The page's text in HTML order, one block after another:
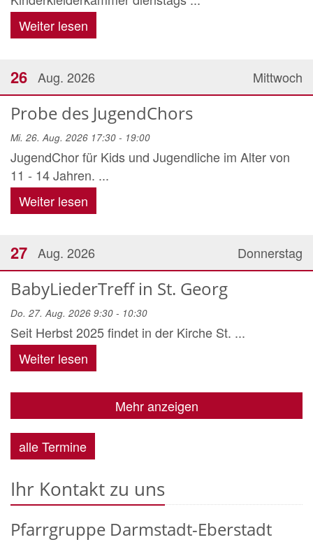
Weiter lesen
Mittwoch
26 Aug. 2026
Probe des JugendChors
Mi. 26. Aug. 2026 17:30 - 19:00
JugendChor für Kids und Jugendliche im Alter von
11 - 14 Jahren. ...
Weiter lesen
Donnerstag
27 Aug. 2026
BabyLiederTreff in St. Georg
Do. 27. Aug. 2026 9:30 - 10:30
Seit Herbst 2025 findet in der Kirche St. ...
Weiter lesen
Mehr anzeigen
alle Termine
Ihr Kontakt zu uns
Pfarrgruppe Darmstadt-Eberstadt